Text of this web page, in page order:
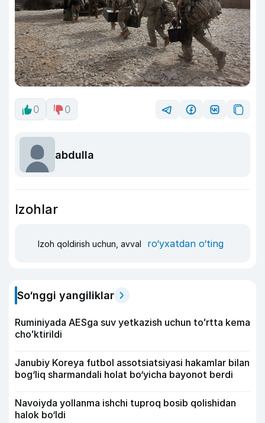
0 0
abdulla
Izohlar
Izoh qoldirish uchun, avval ro‘yxatdan o‘ting
So‘nggi yangiliklar
Ruminiyada AESga suv yetkazish uchun toʻrtta kema
choʻktirildi
Janubiy Koreya futbol assotsiatsiyasi hakamlar bilan
bog‘liq sharmandali holat bo‘yicha bayonot berdi
Navoiyda yollanma ishchi tuproq bosib qolishidan
halok bo‘ldi